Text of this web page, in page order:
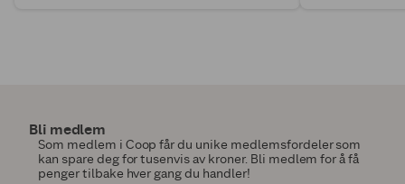
Bli medlem
Som medlem i Coop får du unike medlemsfordeler som
kan spare deg for tusenvis av kroner. Bli medlem for å få
penger tilbake hver gang du handler!